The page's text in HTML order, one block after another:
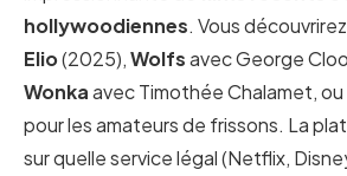
hollywoodiennes. Vous
Elio(2025),Wolfsavec George
Wonkaavec Timothée Chalamet,
pour les amateurs de frissons. La
sur quelle service légal (Netflix,